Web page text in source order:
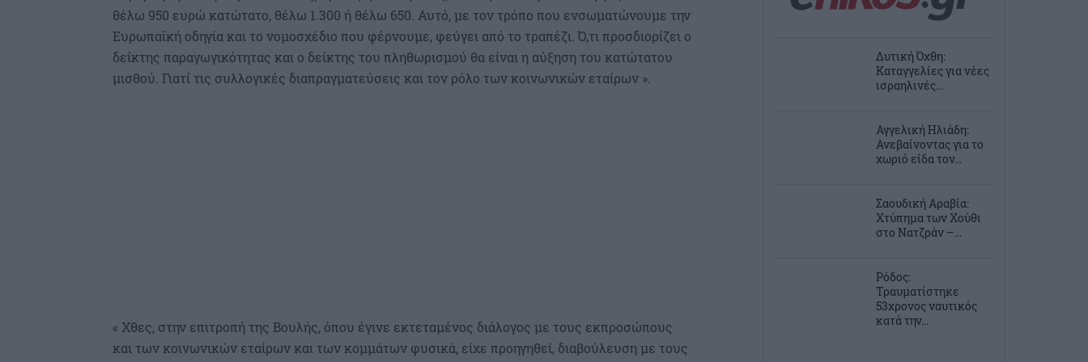
θέλω 950 ευρώ κατώτατο, θέλω 1.300 ή θέλω 650. Αυτό, με τον τρόπο που ενσωματώνουμε την
Ευρωπαϊκή οδηγία και το νομοσχέδιο που φέρνουμε, φεύγει από το τραπέζι. Ό,τι προσδιορίζει ο
δείκτης παραγωγικότητας και ο δείκτης του πληθωρισμού θα είναι η αύξηση του κατώτατου
μισθού. Γιατί τις συλλογικές διαπραγματεύσεις και τον ρόλο των κοινωνικών εταίρων ».
« Χθες, στην επιτροπή της Βουλής, όπου έγινε εκτεταμένος διάλογος με τους εκπροσώπους
και των κοινωνικών εταίρων και των κομμάτων φυσικά, είχε προηγηθεί, διαβούλευση με τους
Δυτική Όχθη:
Καταγγελίες για νέες
ισραηλινές...
Αγγελική Ηλιάδη:
Ανεβαίνοντας για το
χωριό είδα τον...
Σαουδική Αραβία:
Χτύπημα των Χούθι
στο Νατζράν –...
Ρόδος:
Τραυματίστηκε
53χρονος ναυτικός
κατά την...